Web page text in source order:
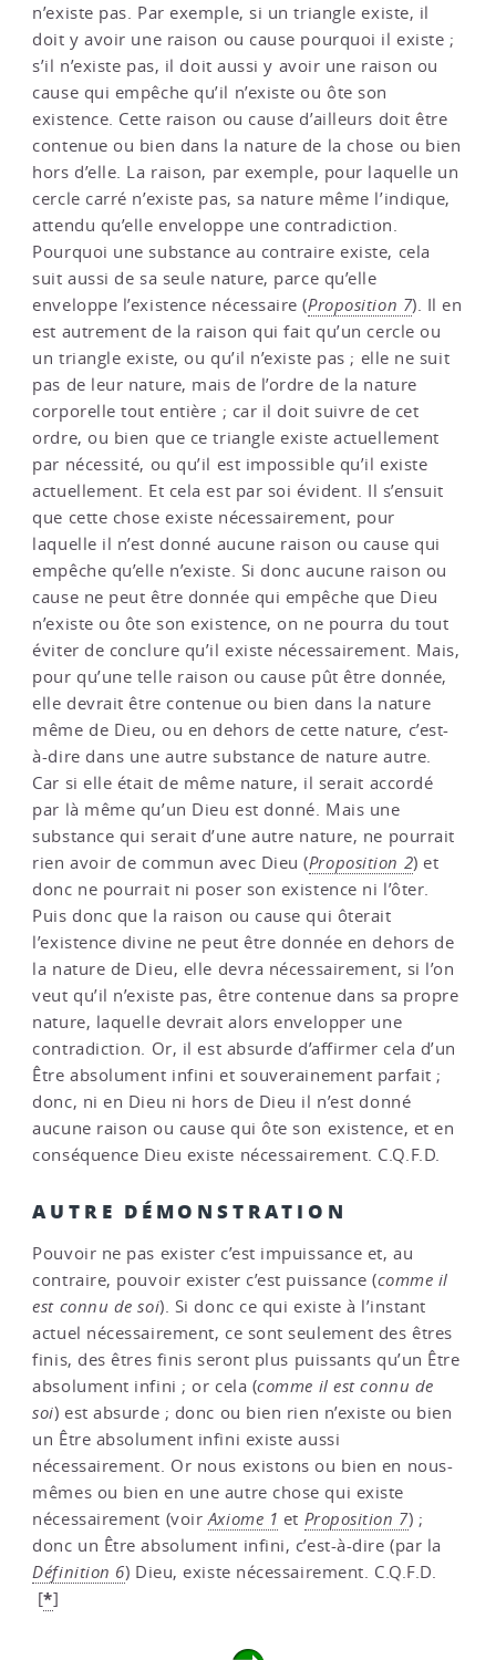
n’existe pas. Par exemple, si un triangle existe, il
doit y avoir une raison ou cause pourquoi il existe ;
s’il n’existe pas, il doit aussi y avoir une raison ou
cause qui empêche qu’il n’existe ou ôte son
existence. Cette raison ou cause d’ailleurs doit être
contenue ou bien dans la nature de la chose ou bien
hors d’elle. La raison, par exemple, pour laquelle un
cercle carré n’existe pas, sa nature même l’indique,
attendu qu’elle enveloppe une contradiction.
Pourquoi une substance au contraire existe, cela
suit aussi de sa seule nature, parce qu’elle
enveloppe l’existence nécessaire (Proposition 7). Il en
est autrement de la raison qui fait qu’un cercle ou
un triangle existe, ou qu’il n’existe pas ; elle ne suit
pas de leur nature, mais de l’ordre de la nature
corporelle tout entière ; car il doit suivre de cet
ordre, ou bien que ce triangle existe actuellement
par nécessité, ou qu’il est impossible qu’il existe
actuellement. Et cela est par soi évident. Il s’ensuit
que cette chose existe nécessairement, pour
laquelle il n’est donné aucune raison ou cause qui
empêche qu’elle n’existe. Si donc aucune raison ou
cause ne peut être donnée qui empêche que Dieu
n’existe ou ôte son existence, on ne pourra du tout
éviter de conclure qu’il existe nécessairement. Mais,
pour qu’une telle raison ou cause pût être donnée,
elle devrait être contenue ou bien dans la nature
même de Dieu, ou en dehors de cette nature, c’est-
à-dire dans une autre substance de nature autre.
Car si elle était de même nature, il serait accordé
par là même qu’un Dieu est donné. Mais une
substance qui serait d’une autre nature, ne pourrait
rien avoir de commun avec Dieu (Proposition 2) et
donc ne pourrait ni poser son existence ni l’ôter.
Puis donc que la raison ou cause qui ôterait
l’existence divine ne peut être donnée en dehors de
la nature de Dieu, elle devra nécessairement, si l’on
veut qu’il n’existe pas, être contenue dans sa propre
nature, laquelle devrait alors envelopper une
contradiction. Or, il est absurde d’affirmer cela d’un
Être absolument infini et souverainement parfait ;
donc, ni en Dieu ni hors de Dieu il n’est donné
aucune raison ou cause qui ôte son existence, et en
conséquence Dieu existe nécessairement. C.Q.F.D.
AUTRE DÉMONSTRATION
Pouvoir ne pas exister c’est impuissance et, au
contraire, pouvoir exister c’est puissance (comme il
est connu de soi). Si donc ce qui existe à l’instant
actuel nécessairement, ce sont seulement des êtres
finis, des êtres finis seront plus puissants qu’un Être
absolument infini ; or cela (comme il est connu de
soi) est absurde ; donc ou bien rien n’existe ou bien
un Être absolument infini existe aussi
nécessairement. Or nous existons ou bien en nous-
mêmes ou bien en une autre chose qui existe
nécessairement (voirAxiome 1 et Proposition 7) ;
donc un Être absolument infini, c’est-à-dire (par la
Définition 6) Dieu, existe nécessairement. C.Q.F.D.
[*]